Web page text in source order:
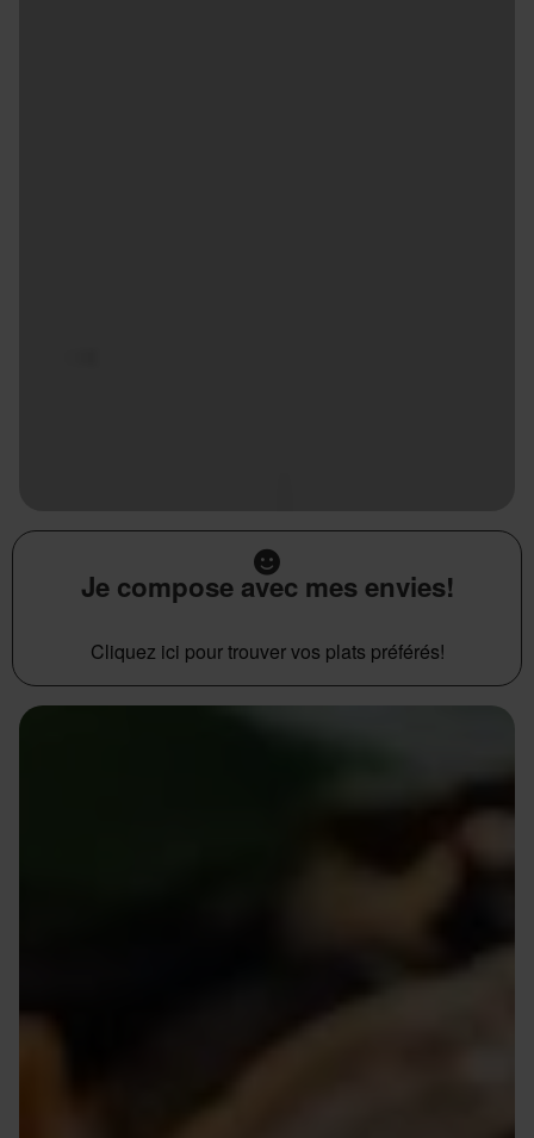
Je compose avec mes envies!
Cliquez ici pour trouver vos plats préférés!